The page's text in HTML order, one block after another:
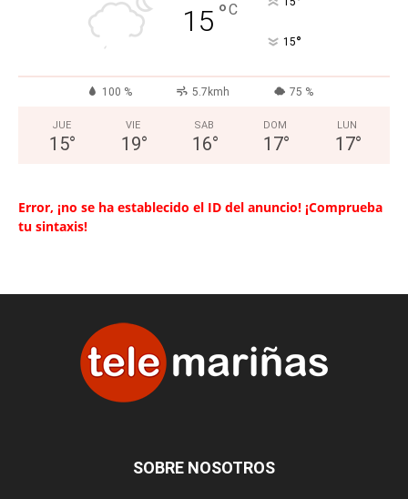
15 °C
15°
100 % 5.7kmh 75 %
JUE
15°
VIE
19°
SAB
16°
DOM
17°
LUN
17°
Error, ¡no se ha establecido el ID del anuncio! ¡Comprueba
tu sintaxis!
SOBRE NOSOTROS